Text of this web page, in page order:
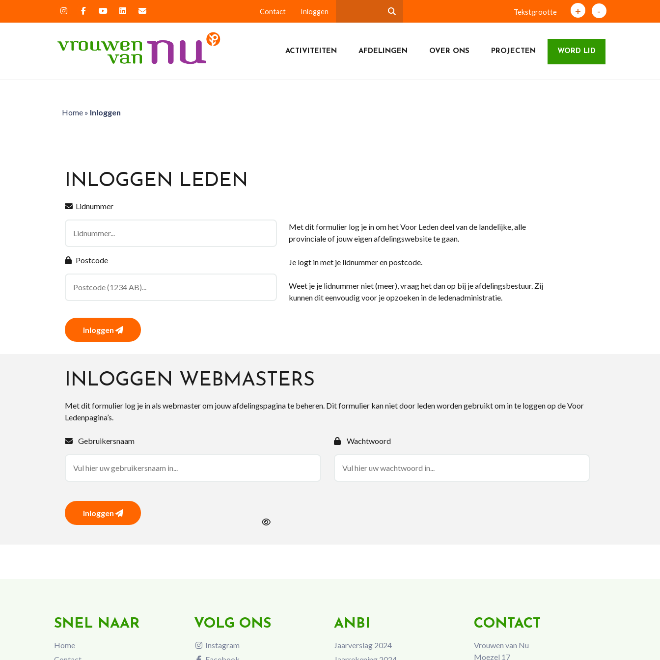
Contact Inloggen Tekstgrootte + -
ACTIVITEITEN AFDELINGEN OVER ONS PROJECTEN WORD LID
Home» Inloggen
INLOGGEN LEDEN
Lidnummer
Postcode
Inloggen
Met dit formulier log je in om het Voor Leden deel van de landelijke, alle
provinciale of jouw eigen afdelingswebsite te gaan.
Je logt in met je lidnummer en postcode.
Weet je je lidnummer niet (meer), vraag het dan op bij je afdelingsbestuur. Zij
kunnen dit eenvoudig voor je opzoeken in de ledenadministratie.
INLOGGEN WEBMASTERS
Met dit formulier log je in als webmaster om jouw afdelingspagina te beheren. Dit formulier kan niet door leden worden gebruikt om in te loggen op de Voor
Ledenpagina’s.
Gebruikersnaam Wachtwoord
Inloggen
SNEL NAAR
Home
VOLG ONS
Instagram
ANBI
Jaarverslag 2024
CONTACT
Vrouwen van Nu
Moezel 17